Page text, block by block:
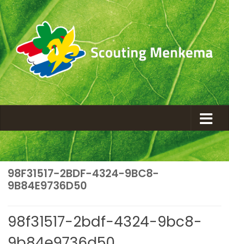
98F31517-2BDF-4324-9BC8-
9B84E9736D50
98f31517-2bdf-4324-9bc8-